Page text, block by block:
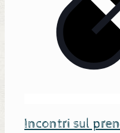
Incontri sul